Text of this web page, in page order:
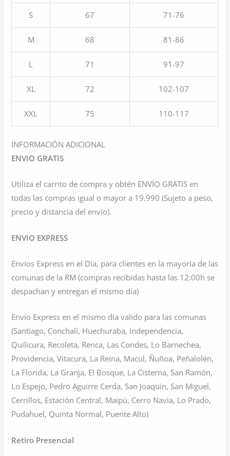
S 67 71-76
M 68 81-86
L 71 91-97
XL 72 102-107
XXL 75 110-117
INFORMACIÓN ADICIONAL
ENVIO GRATIS
Utiliza el carrito de compra y obtén ENVÍO GRATIS en
todas las compras igual o mayor a 19.990 (Sujeto a peso,
precio y distancia del envío).
ENVIO EXPRESS
Envíos Express en el Día, para clientes en la mayoría de las
comunas de la RM (compras recibidas hasta las 12:00h se
despachan y entregan el mismo día)
Envío Express en el mismo día valido para las comunas
(Santiago, Conchalí, Huechuraba, Independencia,
Quilicura, Recoleta, Renca, Las Condes, Lo Barnechea,
Providencia, Vitacura, La Reina, Macul, Ñuñoa, Peñalolén,
La Florida, La Granja, El Bosque, La Cisterna, San Ramón,
Lo Espejo, Pedro Aguirre Cerda, San Joaquín, San Miguel,
Cerrillos, Estación Central, Maipú, Cerro Navia, Lo Prado,
Pudahuel, Quinta Normal, Puente Alto)
Retiro Presencial